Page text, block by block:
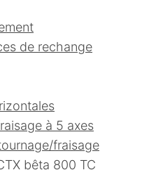
de rechange
à 5 axes
fraisage
bêta 800 TC